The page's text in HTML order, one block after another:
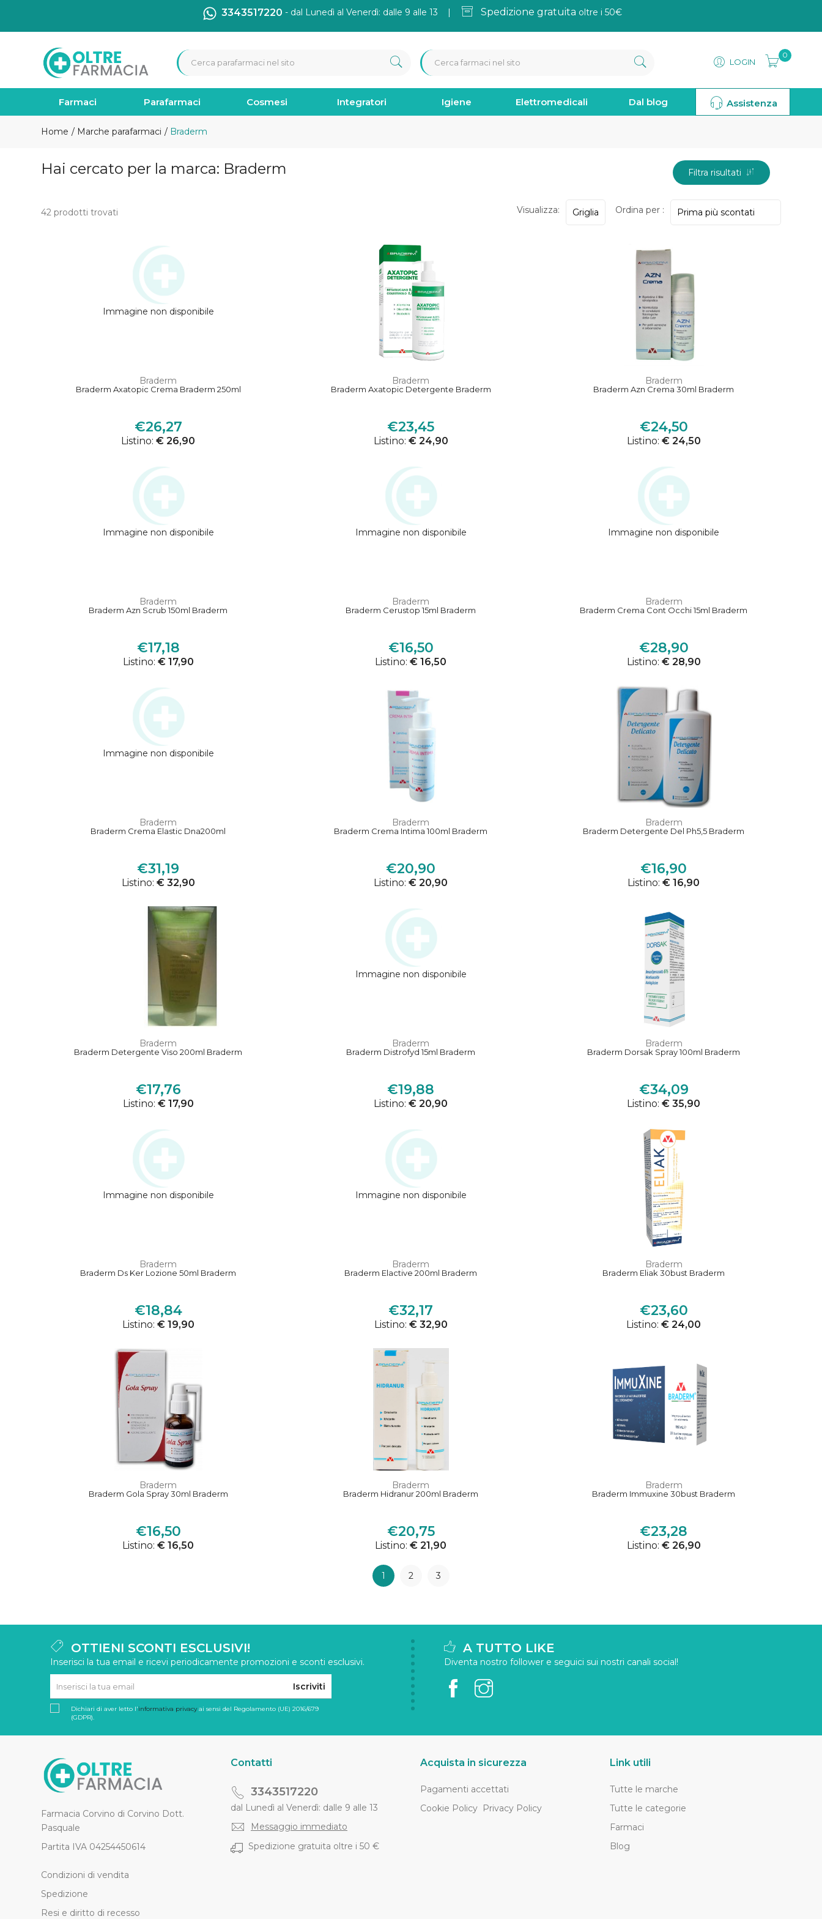
3343517220 - dal Lunedì al Venerdì: dalle 9 alle 13 | Spedizione gratuita oltre i 50€
LOGIN
0
Farmaci Parafarmaci Cosmesi Integratori Igiene Elettromedicali Dal blog Assistenza
Home Marche parafarmaci Braderm
Hai cercato per la marca: Braderm Filtra risultati
42 prodotti trovati Visualizza: Ordina per :
Immagine non disponibile
Braderm
Braderm Axatopic Crema Braderm 250ml
€26,27
Listino:€ 26,90
Braderm
Braderm Axatopic Detergente Braderm
€23,45
Listino: € 24,90
Braderm
Braderm Azn Crema 30ml Braderm
€24,50
Listino: € 24,50
Immagine non disponibile
Braderm
Braderm Azn Scrub 150ml Braderm
€17,18
Listino: € 17,90
Immagine non disponibile
Braderm
Braderm Cerustop 15ml Braderm
€16,50
Listino:€ 16,50
Immagine non disponibile
Braderm
Braderm Crema Cont Occhi 15ml Braderm
€28,90
Listino: € 28,90
Immagine non disponibile
Braderm
Braderm Crema Elastic Dna200ml
€31,19
Listino: € 32,90
Braderm
Braderm Crema Intima 100ml Braderm
€20,90
Listino:€ 20,90
Braderm
Braderm Detergente Del Ph5,5 Braderm
€16,90
Listino:€ 16,90
Braderm
Braderm Detergente Viso 200ml Braderm
€17,76
Listino: € 17,90
Immagine non disponibile
Braderm
Braderm Distrofyd 15ml Braderm
€19,88
Listino:€ 20,90
Braderm
Braderm Dorsak Spray 100ml Braderm
€34,09
Listino:€ 35,90
Immagine non disponibile
Braderm
Braderm Ds Ker Lozione 50ml Braderm
€18,84
Listino: € 19,90
Immagine non disponibile
Braderm
Braderm Elactive 200ml Braderm
€32,17
Listino: € 32,90
Braderm
Braderm Eliak 30bust Braderm
€23,60
Listino:€ 24,00
Braderm
Braderm Gola Spray 30ml Braderm
€16,50
Listino:€ 16,50
Braderm
Braderm Hidranur 200ml Braderm
€20,75
Listino:€ 21,90
Braderm
Braderm Immuxine 30bust Braderm
€23,28
Listino: € 26,90
1 2 3
OTTIENI SCONTI ESCLUSIVI!
Inserisci la tua email e ricevi periodicamente promozioni e sconti esclusivi.
Iscriviti
Dichiari di aver letto l'informativa privacyai sensi del Regolamento (UE) 2016/679
(GDPR).
A TUTTO LIKE
Diventa nostro follower e seguici sui nostri canali social!
Farmacia Corvino di Corvino Dott.
Pasquale
Partita IVA 04254450614
Condizioni di vendita
Spedizione
Resi e diritto di recesso
Contatti
3343517220
dal Lunedì al Venerdì: dalle 9 alle 13
Messaggio immediato
Spedizione gratuita oltre i 50 €
Acquista in sicurezza
Pagamenti accettati
Cookie Policy Privacy Policy
Link utili
Tutte le marche
Tutte le categorie
Farmaci
Blog